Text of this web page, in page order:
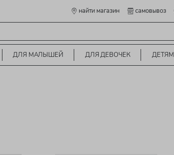
найти магазин самовывоз
ДЛЯ МАЛЫШЕЙ ДЛЯ ДЕВОЧЕК ДЕТЯМ